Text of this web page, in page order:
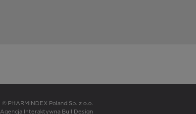
© PHARMINDEX Poland Sp. z o.o.
Agencja Interaktywna Bull Design